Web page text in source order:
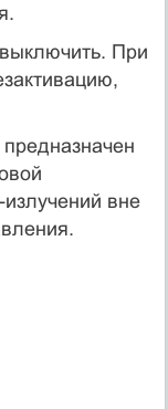
При
вне